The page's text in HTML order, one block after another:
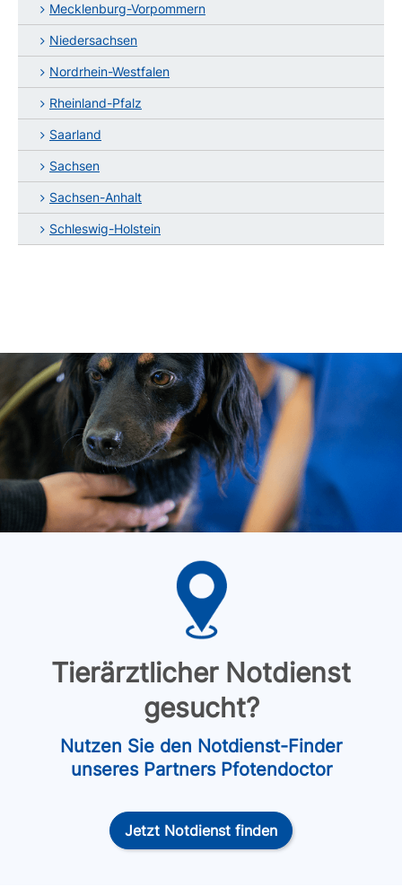
Mecklenburg-Vorpommern
Niedersachsen
Nordrhein-Westfalen
Rheinland-Pfalz
Saarland
Sachsen
Sachsen-Anhalt
Schleswig-Holstein
Tierärztlicher Notdienst
gesucht?
Nutzen Sie den Notdienst-Finder
unseres Partners Pfotendoctor
Jetzt Notdienst finden